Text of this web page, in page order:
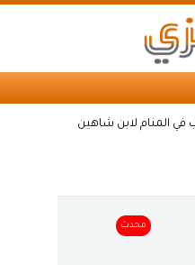
المنام لابن شاهين
محدث